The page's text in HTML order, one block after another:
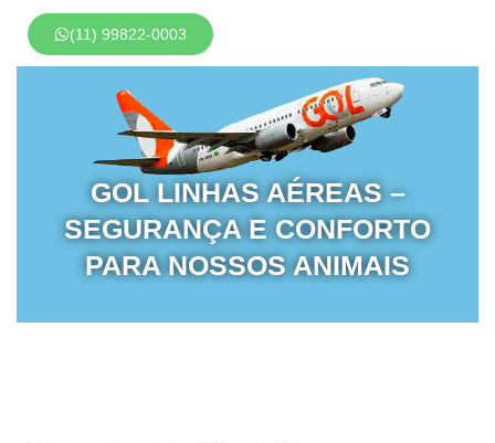
(11) 99822-0003
GOL LINHAS AÉREAS –
SEGURANÇA E CONFORTO
PARA NOSSOS ANIMAIS